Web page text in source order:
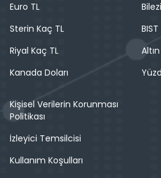
Euro TL
Sterin Kaç TL
Riyal Kaç TL
Kanada Doları
Kişisel Verilerin Korunması
Politikası
İzleyici Temsilcisi
Kullanım Koşulları